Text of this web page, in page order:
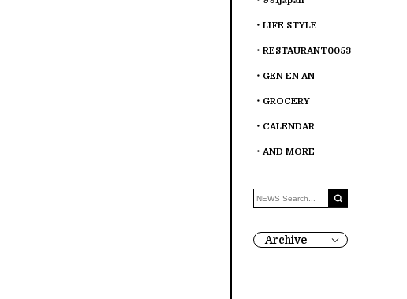
LIFE STYLE
RESTAURANT0053
GEN EN AN
GROCERY
CALENDAR
AND MORE
Archive